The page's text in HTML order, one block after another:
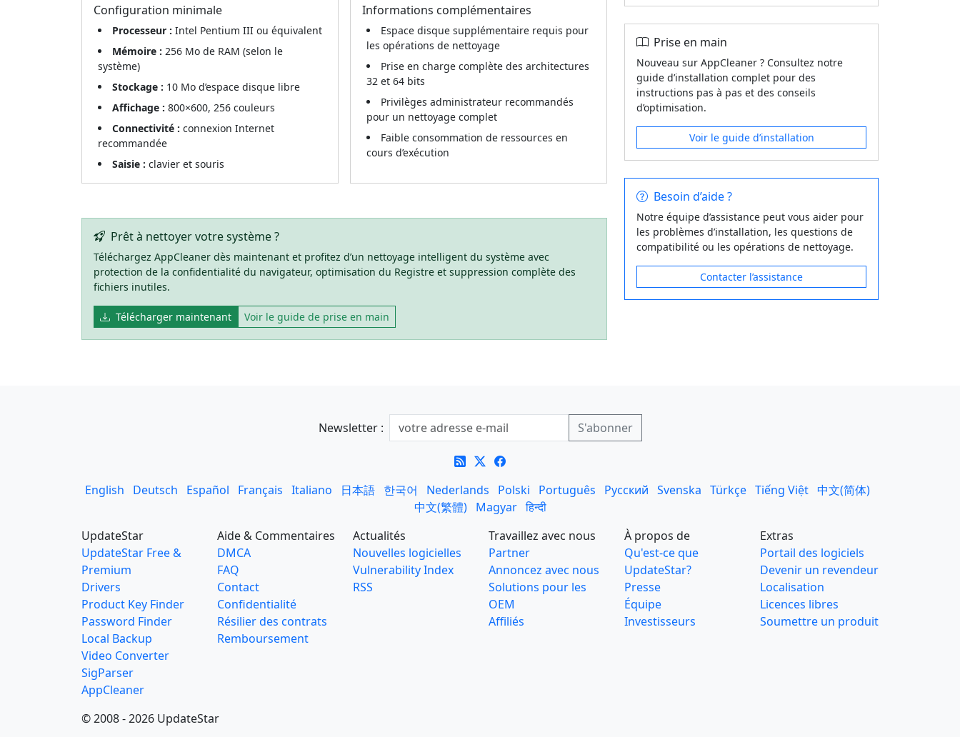
Configuration minimale
Processeur : Intel Pentium III ou équivalent
Mémoire : 256 Mo de RAM (selon le
système)
Stockage : 10 Mo d’espace disque libre
Affichage : 800×600, 256 couleurs
Connectivité : connexion Internet
recommandée
Saisie : clavier et souris
Informations complémentaires
Espace disque supplémentaire requis pour
les opérations de nettoyage
Prise en charge complète des architectures
32 et 64 bits
Privilèges administrateur recommandés
pour un nettoyage complet
Faible consommation de ressources en
cours d’exécution
Prêt à nettoyer votre système ?
Téléchargez AppCleaner dès maintenant et profitez d’un nettoyage intelligent du système avec
protection de la confidentialité du navigateur, optimisation du Registre et suppression complète des
fichiers inutiles.
Télécharger maintenant Voir le guide de prise en main
Prise en main
Nouveau sur AppCleaner ? Consultez notre
guide d’installation complet pour des
instructions pas à pas et des conseils
d’optimisation.
Voir le guide d’installation
Besoin d’aide ?
Notre équipe d’assistance peut vous aider pour
les problèmes d’installation, les questions de
compatibilité ou les opérations de nettoyage.
Contacter l’assistance
Newsletter :
English Deutsch Español Français Italiano 日本語 한국어 Nederlands Polski Português Русский Svenska Türkçe Tiếng Việt 中文(简体)
中文(繁體)
Magyar हिन्दी
UpdateStar
UpdateStar Free &
Premium
Drivers
Product Key Finder
Password Finder
Local Backup
Video Converter
SigParser
AppCleaner
Aide & Commentaires
DMCA
FAQ
Contact
Confidentialité
Résilier des contrats
Remboursement
Actualités
Nouvelles logicielles
Vulnerability Index
RSS
Travaillez avec nous
Partner
Annoncez avec nous
Solutions pour les
OEM
Affiliés
À propos de
Qu'est-ce que
UpdateStar?
Presse
Équipe
Investisseurs
Extras
Portail des logiciels
Devenir un revendeur
Localisation
Licences libres
Soumettre un produit
© 2008 - 2026 UpdateStar